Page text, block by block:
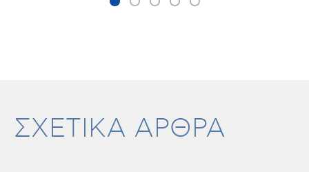
ΣΧΕΤΙΚΑ ΑΡΘΡΑ